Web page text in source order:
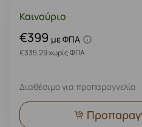
Καινούριο
€399 με ΦΠΑ
€335.29 χωρίς ΦΠΑ
Διαθέσιμο για προπαραγγελία